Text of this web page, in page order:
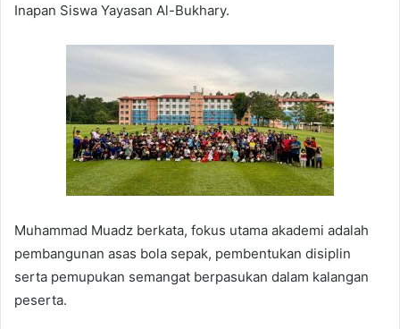
Inapan Siswa Yayasan Al-Bukhary.
Muhammad Muadz berkata, fokus utama akademi adalah
pembangunan asas bola sepak, pembentukan disiplin
serta pemupukan semangat berpasukan dalam kalangan
peserta.